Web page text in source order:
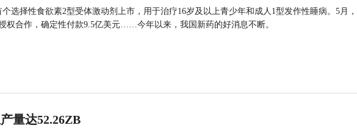
选择性食欲素2型受体激动剂上市，用于治疗16岁及以上青少年和成人1型发作性睡病。5月
权合作，确定性付款9.5亿美元……今年以来，我国新药的好消息不断。
量达52.26ZB